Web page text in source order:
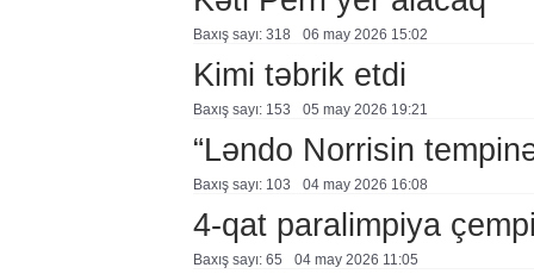
Baxış sayı: 318 06 may 2026 15:02
Kimi təbrik etdi
Baxış sayı: 153 05 may 2026 19:21
“Ləndo Norrisin
Baxış sayı: 103 04 may 2026 16:08
4-qat paralimpiya
Baxış sayı: 65 04 may 2026 11:05